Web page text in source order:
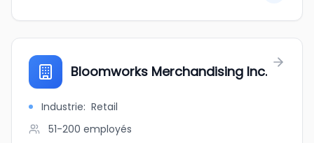
Bloomworks Merchandising Inc.
Industrie: Retail
51-200 employés